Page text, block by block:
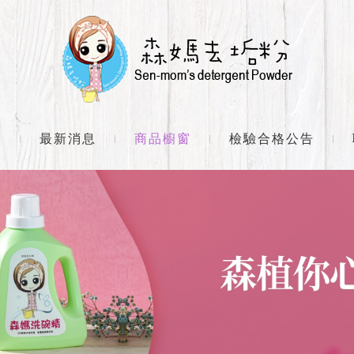
最新消息 商品櫥窗 檢驗合格公告